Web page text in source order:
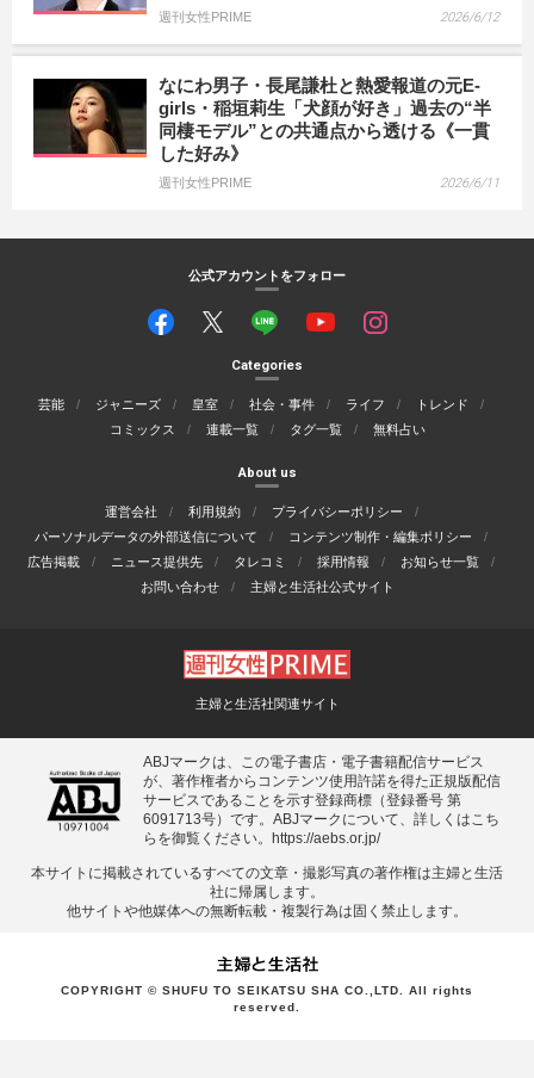
週刊女性PRIME 2026/6/12
なにわ男子・長尾謙杜と熱愛報道の元E-
girls・稲垣莉生「犬顔が好き」過去の“半
同棲モデル”との共通点から透ける《一貫
した好み》
週刊女性PRIME 2026/6/11
公式アカウントをフォロー
Categories
芸能 ジャニーズ 皇室 社会・事件 ライフ
トレンド
コミックス
連載一覧 タグ一覧 無料占い
About us
運営会社 利用規約
プライバシーポリシー
パーソナルデータの外部送信について
コンテンツ制作・編集ポリシー
広告掲載
ニュース提供先 タレコミ 採用情報
お知らせ一覧
お問い合わせ
主婦と生活社公式サイト
主婦と生活社関連サイト
ABJマークは、この電子書店・電子書籍配信サービス
が、著作権者からコンテンツ使用許諾を得た正規版配信
サービスであることを示す登録商標（登録番号 第
6091713号）です。ABJマークについて、詳しくはこち
らを御覧ください。
https://aebs.or.jp/
本サイトに掲載されているすべての⽂章・撮影写真の著作権は主婦と⽣活
社に帰属します。
他サイトや他媒体への無断転載・複製⾏為は固く禁⽌します。
COPYRIGHT © SHUFU TO SEIKATSU SHA CO.,LTD. All rights
reserved.